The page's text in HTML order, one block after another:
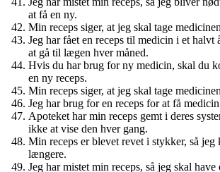
at få en ny.
Min receps siger, at jeg skal tage
Jeg har fået en receps til medicin i et halvt
at gå til lægen hver måned.
Hvis du har brug for ny medicin, skal du
en ny receps.
Min receps siger, at jeg skal tage
Jeg har brug for en receps for at få
Apoteket har min receps gemt i deres
ikke at vise den hver gang.
Min receps er blevet revet i stykker, så
længere.
Jeg har mistet min receps, så jeg skal